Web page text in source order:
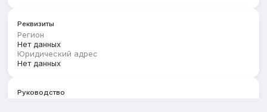
Реквизиты
Регион
Нет данных
Юридический адрес
Нет данных
Руководство